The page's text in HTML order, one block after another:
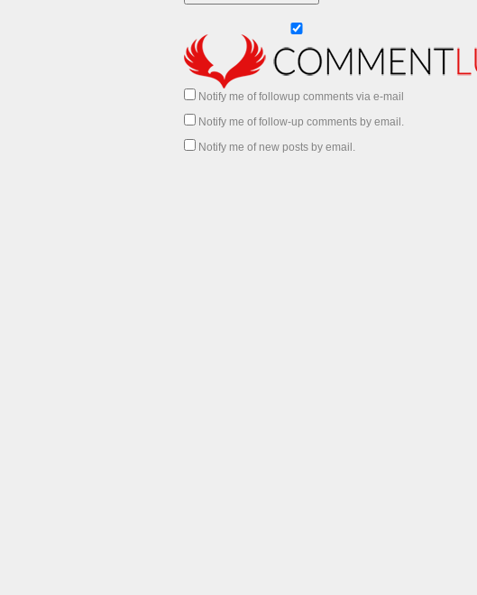
Notify me of followup comments via e-mail
Notify me of follow-up comments by email.
Notify me of new posts by email.